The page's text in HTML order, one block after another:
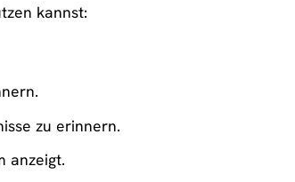
kannst:
zu erinnern.
anzeigt.